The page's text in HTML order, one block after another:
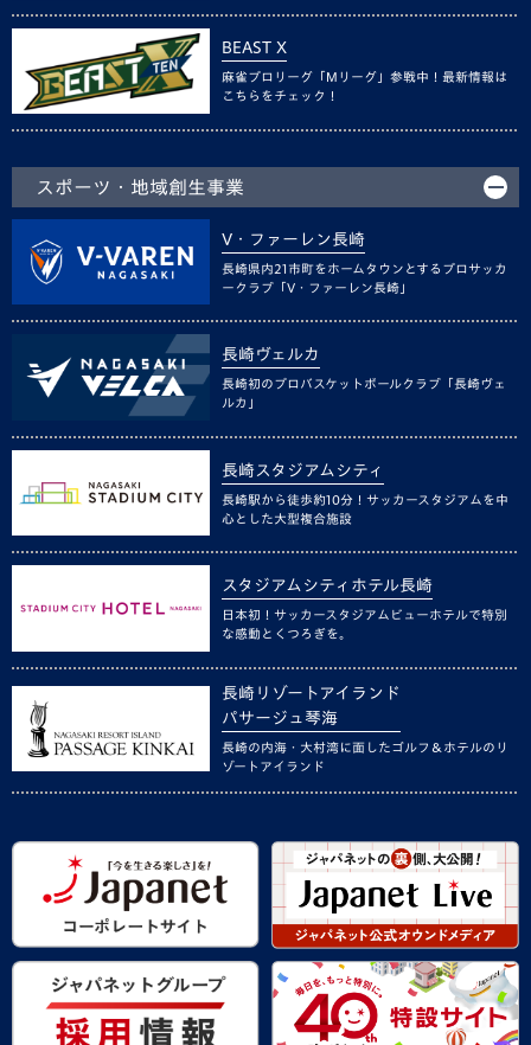
BEAST X
麻雀プロリーグ「Mリーグ」参戦中！最新情報は
こちらをチェック！
スポーツ・地域創生事業
V・ファーレン長崎
長崎県内21市町をホームタウンとするプロサッカ
ークラブ「V・ファーレン長崎」
長崎ヴェルカ
長崎初のプロバスケットボールクラブ「長崎ヴェ
ルカ」
長崎スタジアムシティ
長崎駅から徒歩約10分！サッカースタジアムを中
心とした大型複合施設
スタジアムシティホテル長崎
日本初！サッカースタジアムビューホテルで特別
な感動とくつろぎを。
長崎リゾートアイランド
パサージュ琴海
長崎の内海・大村湾に面したゴルフ＆ホテルのリ
ゾートアイランド